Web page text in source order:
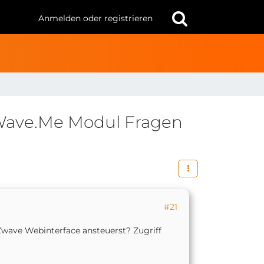
Anmelden oder registrieren
Modul Fragen
#21
Webinterface ansteuerst? Zugriff